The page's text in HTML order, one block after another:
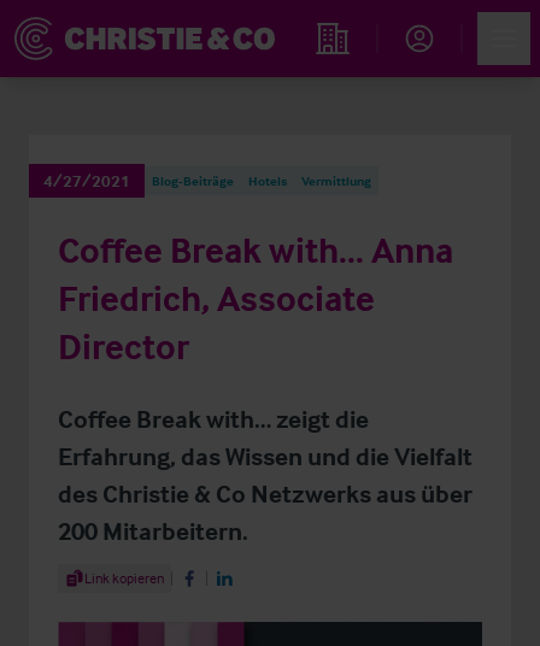
Immobiliensuche
4/27/2021 Blog-Beiträge Hotels Vermittlung
Coffee Break with... Anna
Friedrich, Associate
Director
Coffee Break with… zeigt die
Erfahrung, das Wissen und die Vielfalt
des Christie & Co Netzwerks aus über
200 Mitarbeitern.
Share Article
Link kopieren Share on Facebook
Share on LinkedIn